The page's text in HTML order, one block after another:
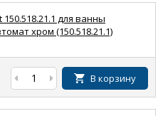
для ванны
хром (150.518.21.1)
В корзину